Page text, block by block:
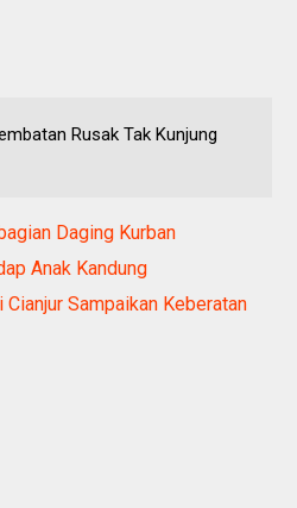
Rusak Tak Kunjung
Daging Kurban
Anak Kandung
Sampaikan Keberatan